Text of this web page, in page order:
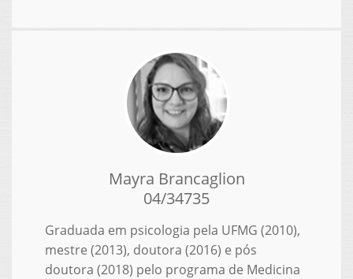
Mayra Brancaglion
04/34735
Graduada em psicologia pela UFMG (2010),
mestre (2013), doutora (2016) e pós
doutora (2018) pelo programa de Medicina